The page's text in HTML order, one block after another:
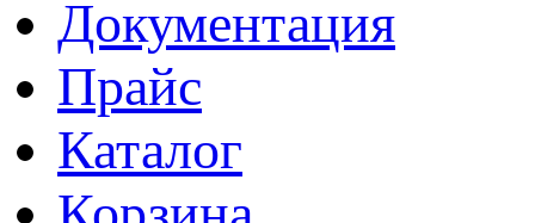
Документация
Прайс
Каталог